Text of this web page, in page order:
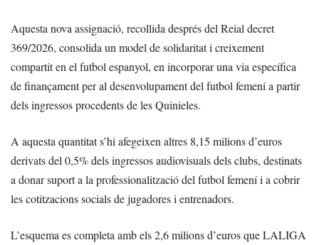
Aquesta nova assignació, recollida després del Reial decret
369/2026, consolida un model de solidaritat i creixement
compartit en el futbol espanyol, en incorporar una via específica
de finançament per al desenvolupament del futbol femení a partir
dels ingressos procedents de les Quinieles.
A aquesta quantitat s’hi afegeixen altres 8,15 milions d’euros
derivats del 0,5% dels ingressos audiovisuals dels clubs, destinats
a donar suport a la professionalització del futbol femení i a cobrir
les cotitzacions socials de jugadores i entrenadors.
L’esquema es completa amb els 2,6 milions d’euros que LALIGA